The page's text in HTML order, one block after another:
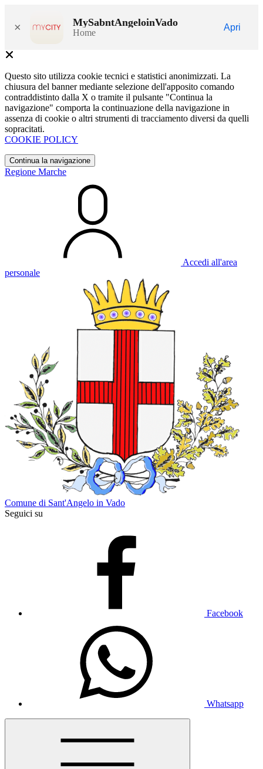
× MySabntAngeloinVado
Home
Apri
Questo sito utilizza cookie tecnici e statistici anonimizzati. La
chiusura del banner mediante selezione dell'apposito comando
contraddistinto dalla X o tramite il pulsante "Continua la
navigazione" comporta la continuazione della navigazione in
assenza di cookie o altri strumenti di tracciamento diversi da quelli
sopracitati.
COOKIE POLICY
Continua la navigazione
Regione Marche
Accedi all'area
personale
Comune di Sant'Angelo in Vado
Seguici su
Facebook
Whatsapp